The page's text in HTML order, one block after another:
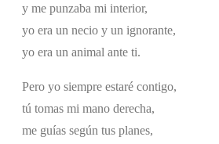
y me punzaba mi interior,
yo era un necio y un ignorante,
yo era un animal ante ti.
Pero yo siempre estaré contigo,
tú tomas mi mano derecha,
me guías según tus planes,